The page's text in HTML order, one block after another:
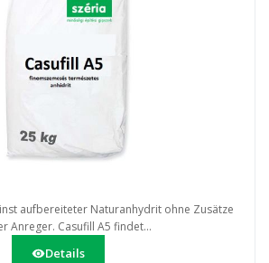
aufbereiteter Naturanhydrit ohne Zusätze
Anreger. Casufill A5 findet...
Details